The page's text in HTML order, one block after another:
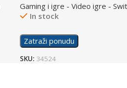
Gaming i igre - Video igre -
In stock
Zatraži ponudu
SKU: 34524